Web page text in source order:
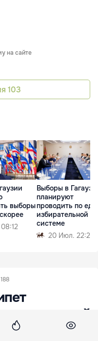
на сайте
103
выборы
Выборы в
планируют
проводить по
избирательной
системе
20 Июл. 22:22
страной